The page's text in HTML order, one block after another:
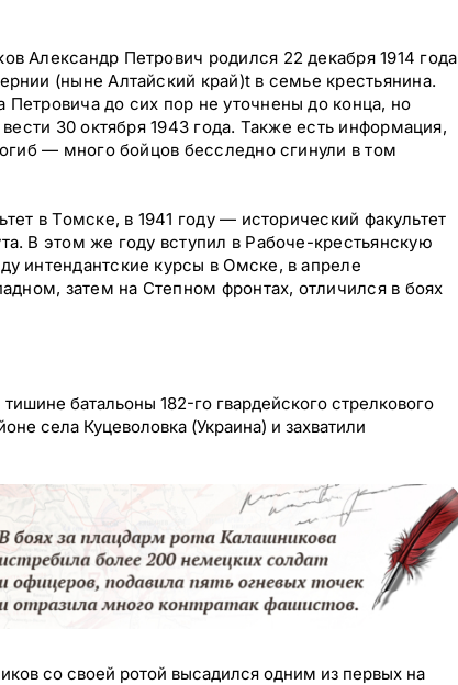
Александр Петрович родился 22 декабря 1914 года
(ныне Алтайский край)t в семье крестьянина.
Петровича до сих пор не уточнены до конца, но
30 октября 1943 года. Также есть информация,
— много бойцов бесследно сгинули в том
в Томске, в 1941 году — исторический факультет
В этом же году вступил в Рабоче-крестьянскую
интендантские курсы в Омске, в апреле
затем на Степном фронтах, отличился в боях
батальоны 182-го гвардейского стрелкового
села Куцеволовка (Украина) и захватили
со своей ротой высадился одним из первых на